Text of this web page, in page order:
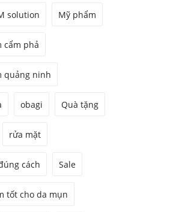
solution Mỹ phẩm
cẩm phả
quảng ninh
obagi Quà tặng
rửa mặt
cách Sale
tốt cho da mụn